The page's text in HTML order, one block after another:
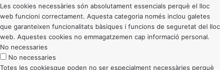
Les cookies necessàries són absolutament essencials perquè el lloc
web funcioni correctament. Aquesta categoria només inclou galetes
que garanteixen funcionalitats bàsiques i funcions de seguretat del lloc
web. Aquestes cookies no emmagatzemen cap informació personal.
No necessaries
No necessaries
Totes les cookiesque poden no ser especialment necessàries perquè